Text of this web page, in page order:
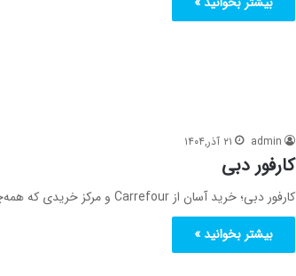
admin ۲۱ آذر,۱۴۰۴
کارفور دبی
کارفور دبی؛ خرید آسان از Carrefour و مرکز خریدی که همه‌چیز را عرضه می‌کند! اگر قصد خرید لوازم، مواد غذایی،…
بیشتر بخوانید »